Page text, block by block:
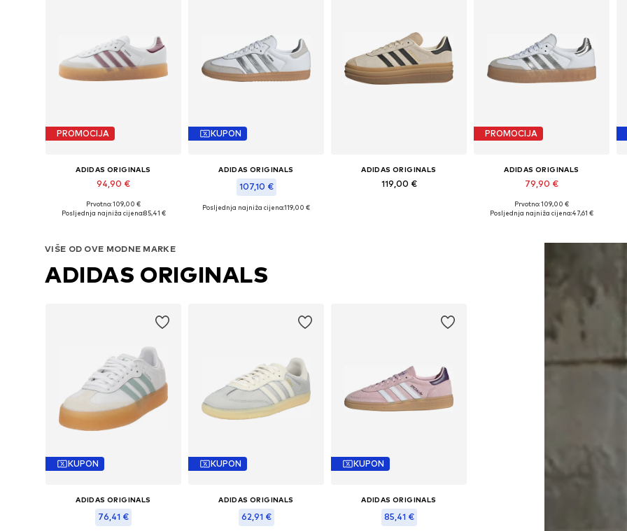
PROMOCIJA
ADIDAS ORIGINALS
94,90 €
Dostupno u više veličina
Prvotno: 109,00 €
Posljednja najniža cijena:85,41 €
KUPON
ADIDAS ORIGINALS
107,10 €
Dostupno u više veličina
Posljednja najniža cijena:119,00 €
ADIDAS ORIGINALS
119,00 €
PROMOCIJA
ADIDAS ORIGINALS
79,90 €
Dostupno u više veličina
Prvotno: 109,00 €
Posljednja najniža cijena:47,61 €
VIŠE OD OVE MODNE MARKE
ADIDAS ORIGINALS
KUPON
ADIDAS ORIGINALS
76,41 €
KUPON
ADIDAS ORIGINALS
62,91 €
KUPON
ADIDAS ORIGINALS
85,41 €